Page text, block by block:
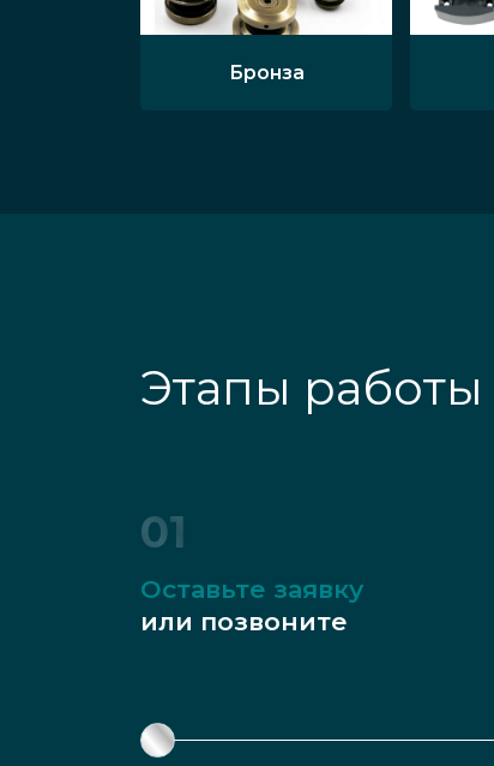
Бронза
Этапы работы
01
Оставьте заявку
или позвоните